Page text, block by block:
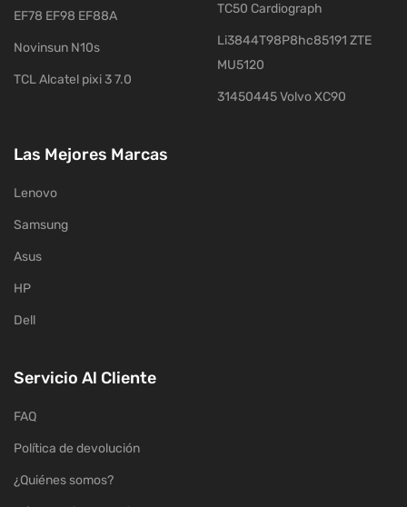
EF78 EF98 EF88A
Novinsun N10s
TCL Alcatel pixi 3 7.0
TC50 Cardiograph
Li3844T98P8hc85191 ZTE
MU5120
31450445 Volvo XC90
Las Mejores Marcas
Lenovo
Samsung
Asus
HP
Dell
Servicio Al Cliente
FAQ
Política de devolución
¿Quiénes somos?